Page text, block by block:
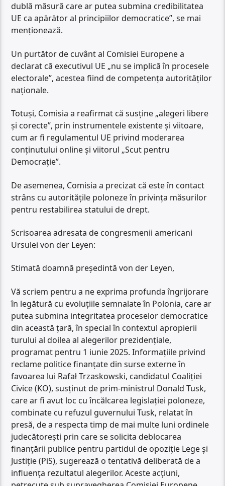
dublă măsură care ar putea submina credibilitatea
UE ca apărător al principiilor democratice”, se mai
menționează.
Un purtător de cuvânt al Comisiei Europene a
declarat că executivul UE „nu se implică în procesele
electorale”, acestea fiind de competența autorităților
naționale.
Totuși, Comisia a reafirmat că susține „alegeri libere
și corecte”, prin instrumentele existente și viitoare,
cum ar fi regulamentul UE privind moderarea
conținutului online și viitorul „Scut pentru
Democrație”.
De asemenea, Comisia a precizat că este în contact
strâns cu autoritățile poloneze în privința măsurilor
pentru restabilirea statului de drept.
Scrisoarea adresata de congresmenii americani
Ursulei von der Leyen:
Stimată doamnă președintă von der Leyen,
Vă scriem pentru a ne exprima profunda îngrijorare
în legătură cu evoluțiile semnalate în Polonia, care ar
putea submina integritatea proceselor democratice
din această țară, în special în contextul apropierii
turului al doilea al alegerilor prezidențiale,
programat pentru 1 iunie 2025. Informațiile privind
reclame politice finanțate din surse externe în
favoarea lui Rafał Trzaskowski, candidatul Coaliției
Civice (KO), susținut de prim-ministrul Donald Tusk,
care ar fi avut loc cu încălcarea legislației poloneze,
combinate cu refuzul guvernului Tusk, relatat în
presă, de a respecta timp de mai multe luni ordinele
judecătorești prin care se solicita deblocarea
finanțării publice pentru partidul de opoziție Lege și
Justiție (PiS), sugerează o tentativă deliberată de a
influența rezultatul alegerilor. Aceste acțiuni,